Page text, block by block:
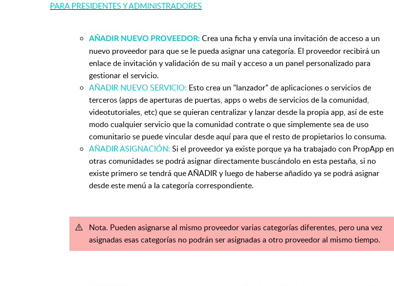
PARA PRESIDENTES Y ADMINISTRADORES
AÑADIR NUEVO PROVEEDOR: Crea una ficha y envía una invitación de acceso a un
nuevo proveedor para que se le pueda asignar una categoría. El proveedor recibirá un
enlace de invitación y validación de su mail y acceso a un panel personalizado para
gestionar el servicio.
AÑADIR NUEVO SERVICIO: Esto crea un "lanzador" de aplicaciones o servicios de
terceros (apps de aperturas de puertas, apps o webs de servicios de la comunidad,
videotutoriales, etc) que se quieran centralizar y lanzar desde la propia app, así de este
modo cualquier servicio que la comunidad contrate o que simplemente sea de uso
comunitario se puede vincular desde aquí para que el resto de propietarios lo consuma.
AÑADIR ASIGNACIÓN: Si el proveedor ya existe porque ya ha trabajado con PropApp en
otras comunidades se podrá asignar directamente buscándolo en esta pestaña, si no
existe primero se tendrá que AÑADIR y luego de haberse añadido ya se podrá asignar
desde este menú a la categoría correspondiente.
Nota. Pueden asignarse al mismo proveedor varias categorías diferentes, pero una vez
asignadas esas categorías no podrán ser asignadas a otro proveedor al mismo tiempo.